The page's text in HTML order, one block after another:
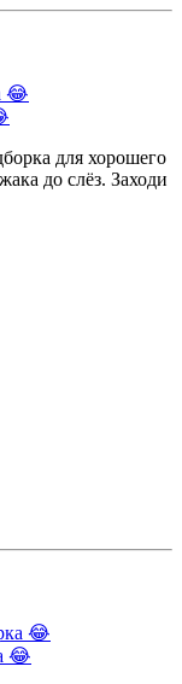
для хорошего
до слёз. Заходи
😂